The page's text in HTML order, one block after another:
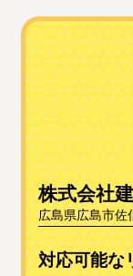
株式会社
広島県広島市佐
対応可能な